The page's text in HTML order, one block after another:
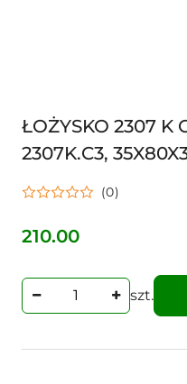
ŁOŻYSKO 2307 K
2307K.C3,
NWB00122
(0)
Cena:
210.00
szt.